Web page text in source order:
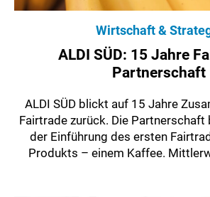
Wirtschaft &
ALDI SÜD: 15 Jahre
Partnerschaft
ALDI SÜD blickt auf 15 Jahre
Fairtrade zurück. Die
der Einführung des ersten
Produkts – einem Kaffee.